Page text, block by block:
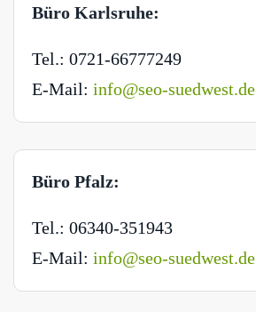
Büro Karlsruhe:
Tel.: 0721-66777249
E-Mail: info@seo-suedwest.de
Büro Pfalz:
Tel.: 06340-351943
E-Mail: info@seo-suedwest.de